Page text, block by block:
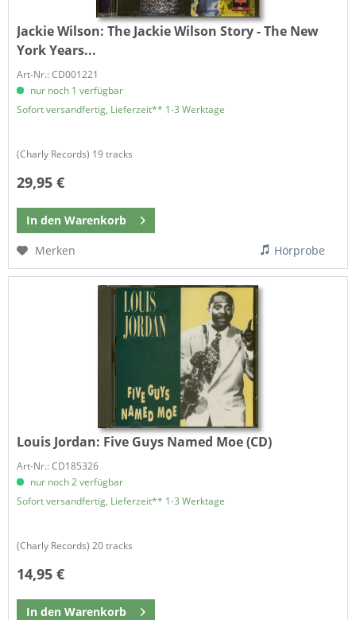
Jackie Wilson:The Jackie Wilson Story - The New
York Years...
Art-Nr.: CD001221
nur noch 1 verfügbar
Sofort versandfertig, Lieferzeit** 1-3 Werktage
(Charly Records) 19 tracks
29,95 €
In den Warenkorb
Merken
Hörprobe
Louis Jordan: Five Guys Named Moe (CD)
Art-Nr.: CD185326
nur noch 2 verfügbar
Sofort versandfertig, Lieferzeit** 1-3 Werktage
(Charly Records) 20 tracks
14,95 €
In den Warenkorb